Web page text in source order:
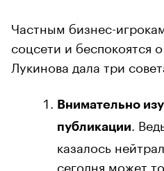
Частным бизнес-
соцсети и беспокоятся
Лукинова дала три
Внимательно
публикации
.
казалось
сегодня может